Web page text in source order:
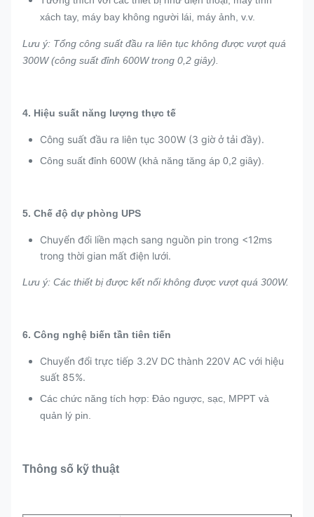
xách tay, máy bay không người lái, máy ảnh, v.v.
Lưu ý: Tổng công suất đầu ra liên tục không được vượt quá
300W (công suất đỉnh 600W trong 0,2 giây).
4. Hiệu suất năng lượng thực tế
Công suất đầu ra liên tục 300W (3 giờ ở tải đầy).
Công suất đỉnh 600W (khả năng tăng áp 0,2 giây).
5. Chế độ dự phòng UPS
Chuyển đổi liền mạch sang nguồn pin trong <12ms
trong thời gian mất điện lưới.
Lưu ý: Các thiết bị được kết nối không được vượt quá 300W.
6. Công nghệ biến tần tiên tiến
Chuyển đổi trực tiếp 3.2V DC thành 220V AC với hiệu
suất 85%.
Các chức năng tích hợp: Đảo ngược, sạc, MPPT và
quản lý pin.
Thông số kỹ thuật